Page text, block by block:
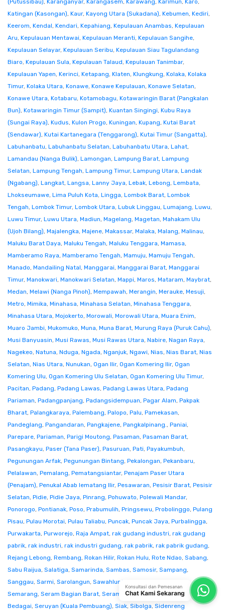
(Putussibau), Karanganyar, Karangasem, Karawang, Karimun, Karo,
Katingan (Kasongan), Kaur, Kayong Utara (Sukadana), Kebumen, Kediri,
Keerom, Kendal, Kendari, Kepahiang, Kepulauan Anambas, Kepulauan
Aru, Kepulauan Mentawai, Kepulauan Meranti, Kepulauan Sangihe,
Kepulauan Selayar, Kepulauan Seribu, Kepulauan Siau Tagulandang
Biaro, Kepulauan Sula, Kepulauan Talaud, Kepulauan Tanimbar,
Kepulauan Yapen, Kerinci, Ketapang, Klaten, Klungkung, Kolaka, Kolaka
Timur, Kolaka Utara, Konawe, Konawe Kepulauan, Konawe Selatan,
Konawe Utara, Kotabaru, Kotamobagu, Kotawaringin Barat (Pangkalan
Bun), Kotawaringin Timur (Sampit), Kuantan Singingi, Kubu Raya
(Sungai Raya), Kudus, Kulon Progo, Kuningan, Kupang, Kutai Barat
(Sendawar), Kutai Kartanegara (Tenggarong), Kutai Timur (Sangatta),
Labuhanbatu, Labuhanbatu Selatan, Labuhanbatu Utara, Lahat,
Lamandau (Nanga Bulik), Lamongan, Lampung Barat, Lampung
Selatan, Lampung Tengah, Lampung Timur, Lampung Utara, Landak
(Ngabang), Langkat, Langsa, Lanny Jaya, Lebak, Lebong, Lembata,
Lhokseumawe, Lima Puluh Kota, Lingga, Lombok Barat, Lombok
Tengah, Lombok Timur, Lombok Utara, Lubuk Linggau, Lumajang, Luwu,
Luwu Timur, Luwu Utara, Madiun, Magelang, Magetan, Mahakam Ulu
(Ujoh Bilang), Majalengka, Majene, Makassar, Malaka, Malang, Malinau,
Maluku Barat Daya, Maluku Tengah, Maluku Tenggara, Mamasa,
Mamberamo Raya, Mamberamo Tengah, Mamuju, Mamuju Tengah,
Manado, Mandailing Natal, Manggarai, Manggarai Barat, Manggarai
Timur, Manokwari, Manokwari Selatan, Mappi, Maros, Mataram, Maybrat,
Medan, Melawi (Nanga Pinoh), Mempawah, Merangin, Merauke, Mesuji,
Metro, Mimika, Minahasa, Minahasa Selatan, Minahasa Tenggara,
Minahasa Utara, Mojokerto, Morowali, Morowali Utara, Muara Enim,
Muaro Jambi, Mukomuko, Muna, Muna Barat, Murung Raya (Puruk Cahu),
Musi Banyuasin, Musi Rawas, Musi Rawas Utara, Nabire, Nagan Raya,
Nagekeo, Natuna, Nduga, Ngada, Nganjuk, Ngawi, Nias, Nias Barat, Nias
Selatan, Nias Utara, Nunukan, Ogan Ilir, Ogan Komering Ilir, Ogan
Komering Ulu, Ogan Komering Ulu Selatan, Ogan Komering Ulu Timur,
Pacitan, Padang, Padang Lawas, Padang Lawas Utara, Padang
Pariaman, Padangpanjang, Padangsidempuan, Pagar Alam, Pakpak
Bharat, Palangkaraya, Palembang, Palopo, Palu, Pamekasan,
Pandeglang, Pangandaran, Pangkajene, Pangkalpinang., Paniai,
Parepare, Pariaman, Parigi Moutong, Pasaman, Pasaman Barat,
Pasangkayu, Paser (Tana Paser), Pasuruan, Pati, Payakumbuh,
Pegunungan Arfak, Pegunungan Bintang, Pekalongan, Pekanbaru,
Pelalawan, Pemalang, Pematangsiantar, Penajam Paser Utara
(Penajam), Penukal Abab lematang Ilir, Pesawaran, Pesisir Barat, Pesisir
Selatan, Pidie, Pidie Jaya, Pinrang, Pohuwato, Polewali Mandar,
Ponorogo, Pontianak, Poso, Prabumulih, Pringsewu, Probolinggo, Pulang
Pisau, Pulau Morotai, Pulau Taliabu, Puncak, Puncak Jaya, Purbalingga,
Purwakarta, Purworejo, Raja Ampat, rak gudang industri, rak gudang
pabrik, rak industri, rak industri gudang, rak pabrik, rak pabrik gudang,
Rejang Lebong, Rembang, Rokan Hilir, Rokan Hulu, Rote Ndao, Sabang,
Sabu Raijua, Salatiga, Samarinda, Sambas, Samosir, Sampang,
Sanggau, Sarmi, Sarolangun, Sawahlunto
Semarang, Seram Bagian Barat, Seram Bagian Timur,Serang
Serdang
Bedagai, Seruyan (Kuala Pembuang), Siak, Sibolga, Sidenreng
Konsultasi dan Pemesanan
Chat Kami Sekarang